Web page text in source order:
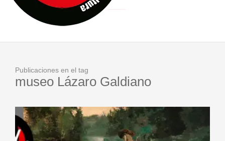
«NO TENGO PUTOS SUEÑOS»
Publicaciones en el tag
museo Lázaro Galdiano